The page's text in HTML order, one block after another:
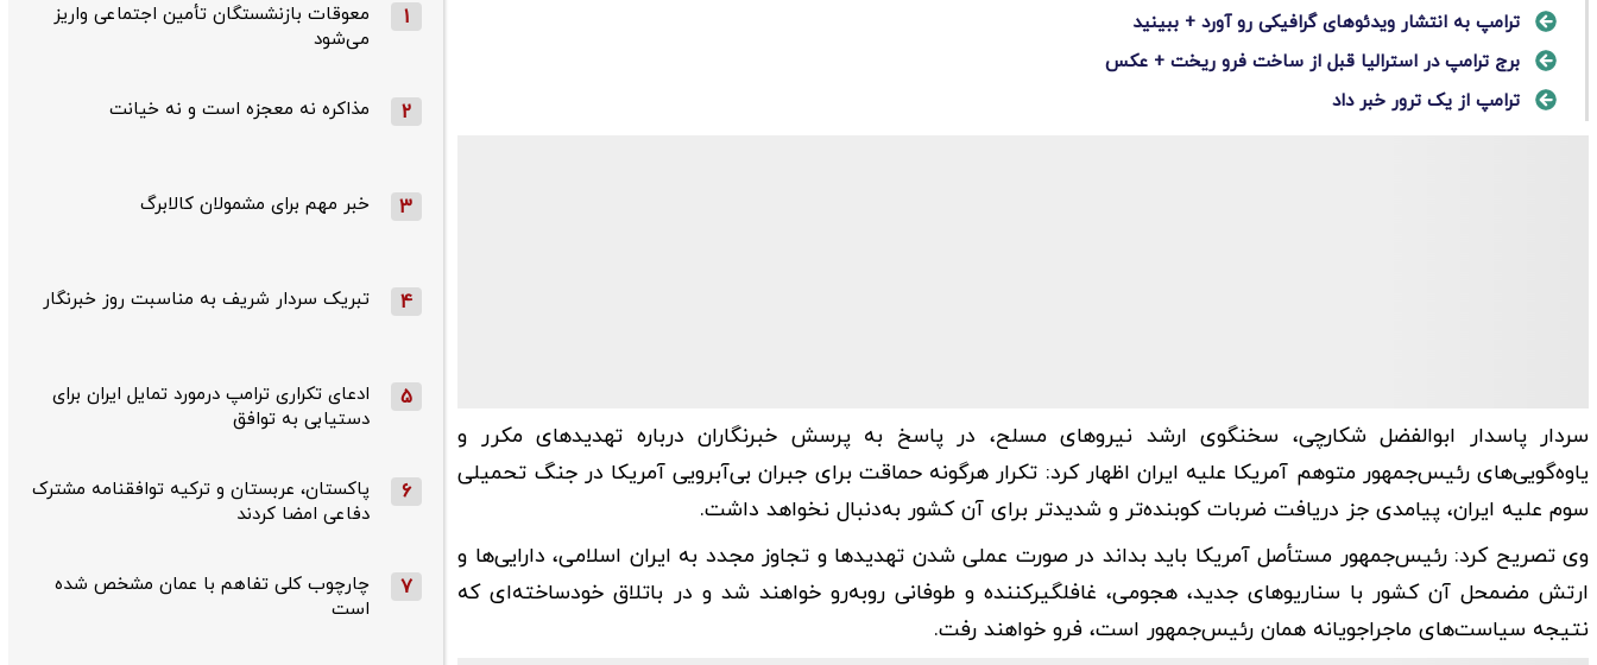
ترامپ به انتشار ویدئوهای گرافیکی رو آورد + ببینید
برج ترامپ در استرالیا قبل از ساخت فرو ریخت + عکس
ترامپ از یک ترور خبر داد
سردار پاسدار ابوالفضل شکارچی، سخنگوی ارشد نیروهای مسلح، در پاسخ به پرسش خبرنگاران درباره تهدیدهای مکرر و
یاوه‌گویی‌های رئیس‌جمهور متوهم آمریکا علیه ایران اظهار کرد: تکرار هرگونه حماقت برای جبران بی‌آبرویی آمریکا در جنگ تحمیلی
سوم علیه ایران، پیامدی جز دریافت ضربات کوبنده‌تر و شدیدتر برای آن کشور به‌دنبال نخواهد داشت.
وی تصریح کرد: رئیس‌جمهور مستأصل آمریکا باید بداند در صورت عملی شدن تهدیدها و تجاوز مجدد به ایران اسلامی، دارایی‌ها و
ارتش مضمحل آن کشور با سناریوهای جدید، هجومی، غافلگیرکننده و طوفانی روبه‌رو خواهند شد و در باتلاق خودساخته‌ای که
نتیجه سیاست‌های ماجراجویانه همان رئیس‌جمهور است، فرو خواهند رفت.
1
معوقات بازنشستگان تأمین اجتماعی واریز
می‌شود
2 مذاکره نه معجزه است و نه خیانت
3 خبر مهم برای مشمولان کالابرگ
4 تبریک سردار شریف به مناسبت روز خبرنگار
5
ادعای تکراری ترامپ درمورد تمایل ایران برای
دستیابی به توافق
6
پاکستان، عربستان و ترکیه توافقنامه مشترک
دفاعی امضا کردند
7
چارچوب کلی تفاهم با عمان مشخص شده
است